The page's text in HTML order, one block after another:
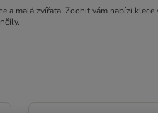
a malá zvířata. Zoohit vám nabízí